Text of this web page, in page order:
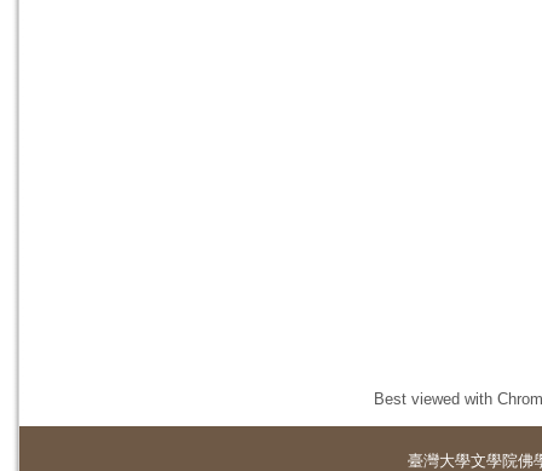
Best viewed with
臺灣大學文學院佛